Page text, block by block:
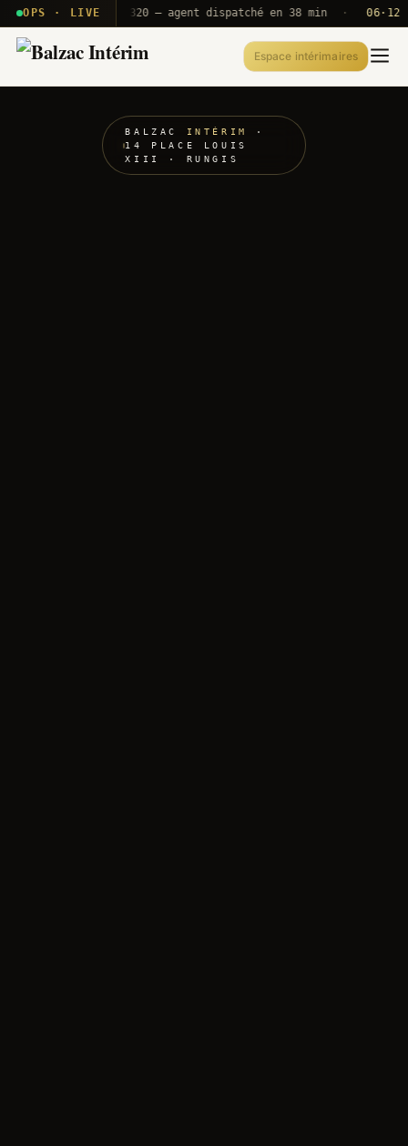
OPS · LIVE
T2E · B71 Push A320 — agent dispatché en 38 min · 06·12 UTC
Espace intérimaires
BALZAC INTÉRIM
·
14 PLACE LOUIS
XIII · RUNGIS